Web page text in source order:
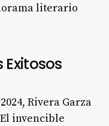
literario
Rivera Garza
invencible